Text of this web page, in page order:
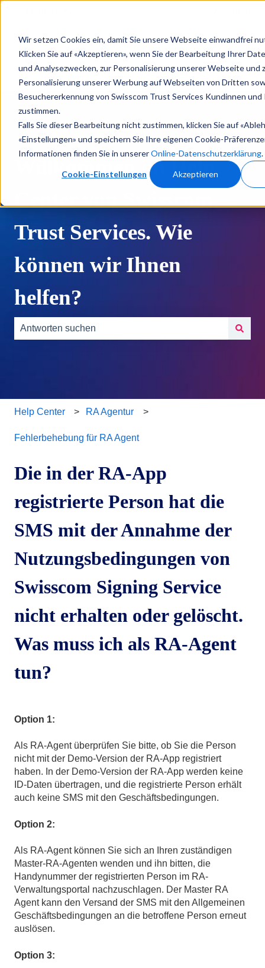
Wir setzen Cookies ein, damit Sie unsere Webseite einwandfrei
Klicken Sie auf «Akzeptieren», wenn Sie der Bearbeitung Ihrer
und Analysezwecken, zur Personalisierung unserer Webseite und
Personalisierung unserer Werbung auf Webseiten von Dritten
Besuchererkennung von Swisscom Trust Services Kundinnen und
zustimmen.
Falls Sie dieser Bearbeitung nicht zustimmen, klicken Sie auf
«Einstellungen» und speichern Sie Ihre eigenen Cookie-
Informationen finden Sie in unsererOnline-Datenschutzerklärung.
Cookie-Einstellungen Akzeptieren
Help
Center
Produktdokumentationen
Willkommen im Help
Center von Swisscom
Trust Services. Wie
können wir Ihnen
helfen?
Help Center RA Agentur
Fehlerbehebung für RA Agent
Die in der RA-App
registrierte Person hat die
SMS mit der Annahme der
Nutzungsbedingungen von
Swisscom Signing Service
nicht erhalten oder gelöscht.
Was muss ich als RA-Agent
tun?
Option 1:
Als RA-Agent überprüfen Sie bitte, ob Sie die Person
nicht mit der Demo-Version der RA-App registriert
haben. In der Demo-Version der RA-App werden keine
ID-Daten übertragen, und die registrierte Person erhält
auch keine SMS mit den Geschäftsbedingungen.
Option 2:
Als RA-Agent können Sie sich an Ihren zuständigen
Master-RA-Agenten wenden und ihn bitten, die
Handynummer der registrierten Person im RA-
Verwaltungsportal nachzuschlagen. Der Master RA
Agent kann den Versand der SMS mit den Allgemeinen
Geschäftsbedingungen an die betroffene Person erneut
auslösen.
Option 3: